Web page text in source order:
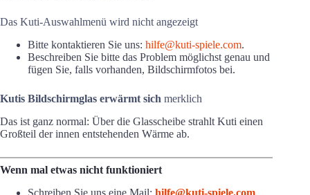
Das Kuti-Auswahlmenü wird nicht angezeigt
Bitte kontaktieren Sie uns: hilfe@kuti-spiele.com.
Beschreiben Sie bitte das Problem möglichst genau und
fügen Sie, falls vorhanden, Bildschirmfotos bei.
Kutis Bildschirmglas erwärmt sich merklich
Das ist ganz normal: Über die Glasscheibe strahlt Kuti einen
Großteil der innen entstehenden Wärme ab.
Wenn mal etwas nicht funktioniert
Schreiben Sie uns eine Mail: hilfe@kuti-spiele.com